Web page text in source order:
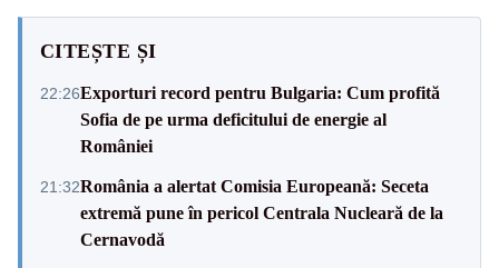
CITEȘTE ȘI
22:26Exporturi record pentru Bulgaria: Cum profită
Sofia de pe urma deficitului de energie al
României
21:32România a alertat Comisia Europeană: Seceta
extremă pune în pericol Centrala Nucleară de la
Cernavodă